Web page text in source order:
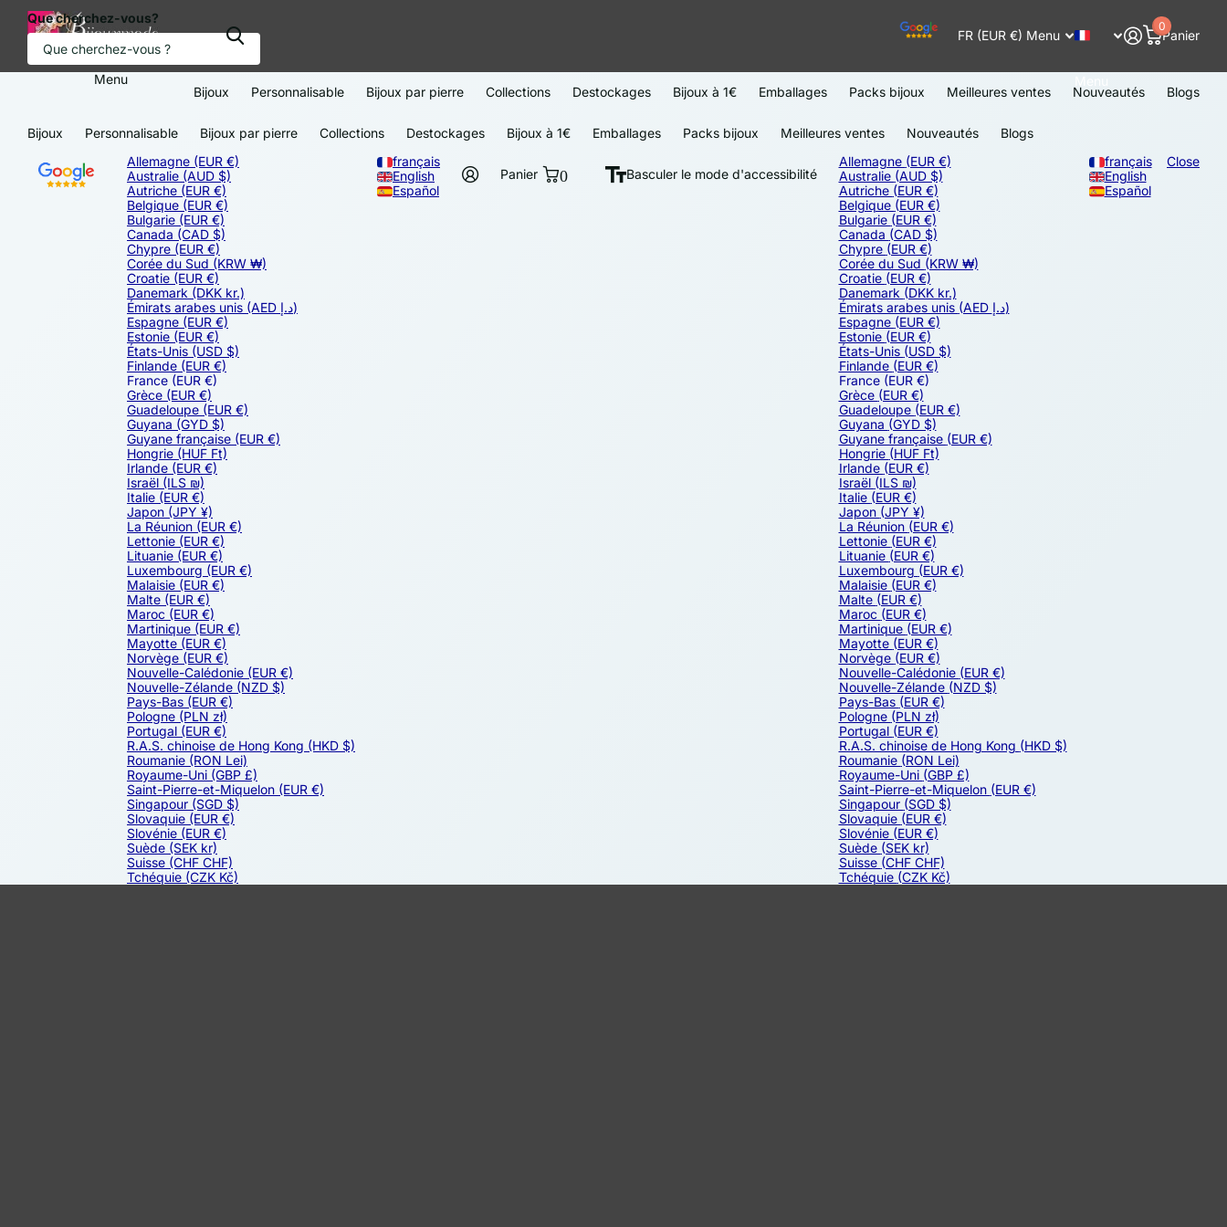
Que cherchez-vous?
FR (EUR €) Menu Panier
0
Menu
Bijoux
Personnalisable Bijoux par pierre Collections Destockages Bijoux à 1€ Emballages Packs bijoux Meilleures ventes Nouveautés Blogs
Bijoux Personnalisable Bijoux par pierre Collections Destockages Bijoux à 1€ Emballages Packs bijoux Meilleures ventes Nouveautés
Blogs
Allemagne (EUR €)
Australie (AUD $)
Autriche (EUR €)
Belgique (EUR €)
Bulgarie (EUR €)
Canada (CAD $)
Chypre (EUR €)
Corée du Sud (KRW ₩)
Croatie (EUR €)
Danemark (DKK kr.)
Émirats arabes unis
(AED د.إ)
Espagne (EUR €)
Estonie (EUR €)
États-Unis (USD $)
Finlande (EUR €)
France (EUR €)
Grèce (EUR €)
Guadeloupe (EUR €)
Guyana (GYD $)
Guyane française (EUR €)
Hongrie (HUF Ft)
Irlande (EUR €)
Israël (ILS ₪)
Italie (EUR €)
Japon (JPY ¥)
La Réunion (EUR €)
Lettonie (EUR €)
Lituanie (EUR €)
Luxembourg (EUR €)
Malaisie (EUR €)
Malte (EUR €)
Maroc (EUR €)
Martinique (EUR €)
Mayotte (EUR €)
Norvège (EUR €)
Nouvelle-Calédonie (EUR €)
Nouvelle-Zélande (NZD $)
Pays-Bas (EUR €)
Pologne (PLN zł)
Portugal (EUR €)
R.A.S. chinoise de Hong Kong (HKD $)
Roumanie (RON Lei)
Royaume-Uni (GBP £)
Saint-Pierre-et-Miquelon (EUR €)
Singapour (SGD $)
Slovaquie (EUR €)
Slovénie (EUR €)
Suède (SEK kr)
Suisse (CHF CHF)
Tchéquie (CZK Kč)
français
English
Español
Panier 0 Basculer le mode d'accessibilité
Allemagne (EUR €)
Australie (AUD $)
Autriche (EUR €)
Belgique (EUR €)
Bulgarie (EUR €)
Canada (CAD $)
Chypre (EUR €)
Corée du Sud (KRW ₩)
Croatie (EUR €)
Danemark (DKK kr.)
Émirats arabes unis
(AED د.إ)
Espagne (EUR €)
Estonie (EUR €)
États-Unis (USD $)
Finlande (EUR €)
France (EUR €)
Grèce (EUR €)
Guadeloupe (EUR €)
Guyana (GYD $)
Guyane française (EUR €)
Hongrie (HUF Ft)
Irlande (EUR €)
Israël (ILS ₪)
Italie (EUR €)
Japon (JPY ¥)
La Réunion (EUR €)
Lettonie (EUR €)
Lituanie (EUR €)
Luxembourg (EUR €)
Malaisie (EUR €)
Malte (EUR €)
Maroc (EUR €)
Martinique (EUR €)
Mayotte (EUR €)
Norvège (EUR €)
Nouvelle-Calédonie (EUR €)
Nouvelle-Zélande (NZD $)
Pays-Bas (EUR €)
Pologne (PLN zł)
Portugal (EUR €)
R.A.S. chinoise de Hong Kong (HKD $)
Roumanie (RON Lei)
Royaume-Uni (GBP £)
Saint-Pierre-et-Miquelon (EUR €)
Singapour (SGD $)
Slovaquie (EUR €)
Slovénie (EUR €)
Suède (SEK kr)
Suisse (CHF CHF)
Tchéquie (CZK Kč)
français
English
Español
Close